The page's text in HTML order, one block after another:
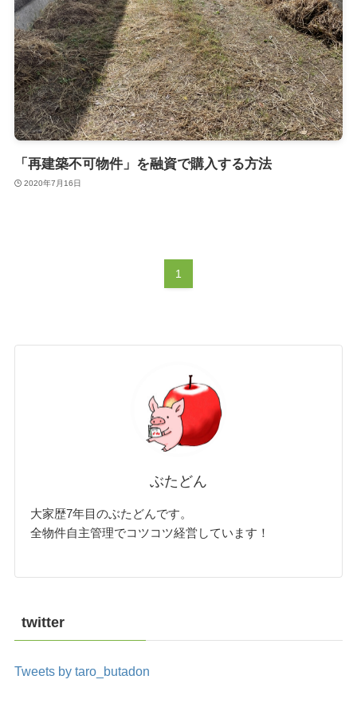
「再建築不可物件」を融資で購入する方法
2020年7月16日
1
ぶたどん
大家歴7年目のぶたどんです。
全物件自主管理でコツコツ経営しています！
twitter
Tweets by taro_butadon